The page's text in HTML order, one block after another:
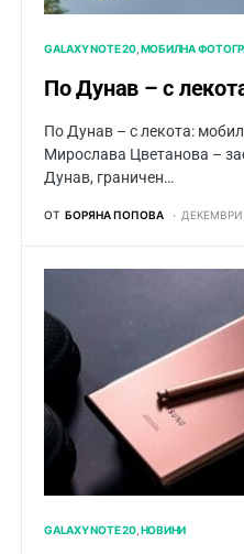
GALAXY NOTE 20 МОБИЛНА
По Дунав – с
По Дунав – с лекота:
Мирослава Цветанова –
Дунав, граничен…
ОТ БОРЯНА ПОПОВА ДЕКЕМВРИ
GALAXY NOTE 20 НОВИНИ